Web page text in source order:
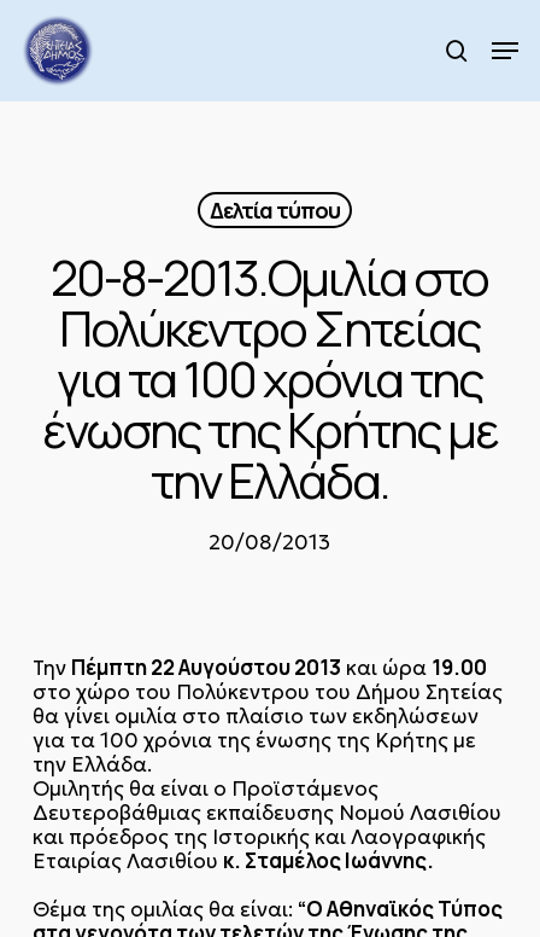
main
content
search
Δελτία τύπου
20-8-2013.Ομιλία στο
Πολύκεντρο Σητείας
για τα 100 χρόνια της
ένωσης της Κρήτης με
την Ελλάδα.
20/08/2013
Την Πέμπτη 22 Αυγούστου 2013 και ώρα 19.00
στο χώρο του Πολύκεντρου του Δήμου Σητείας
θα γίνει ομιλία στο πλαίσιο των εκδηλώσεων
για τα 100 χρόνια της ένωσης της Κρήτης με
την Ελλάδα.
Ομιλητής θα είναι ο Προϊστάμενος
Δευτεροβάθμιας εκπαίδευσης Νομού Λασιθίου
και πρόεδρος της Ιστορικής και Λαογραφικής
Εταιρίας Λασιθίου κ. Σταμέλος Ιωάννης.
Θέμα της ομιλίας θα είναι: “Ο Αθηναϊκός Τύπος
Menu